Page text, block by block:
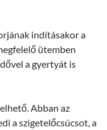
indításakor a
ütemben
a gyertyát is
Abban az
a szigetelőcsúcsot, a